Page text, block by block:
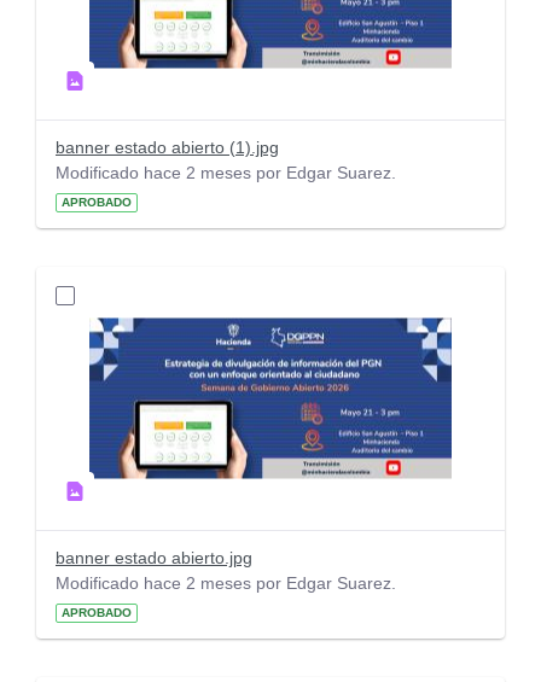
banner estado abierto (1).jpg
Modificado hace 2 meses por Edgar Suarez.
APROBADO
banner estado abierto.jpg
Modificado hace 2 meses por Edgar Suarez.
APROBADO